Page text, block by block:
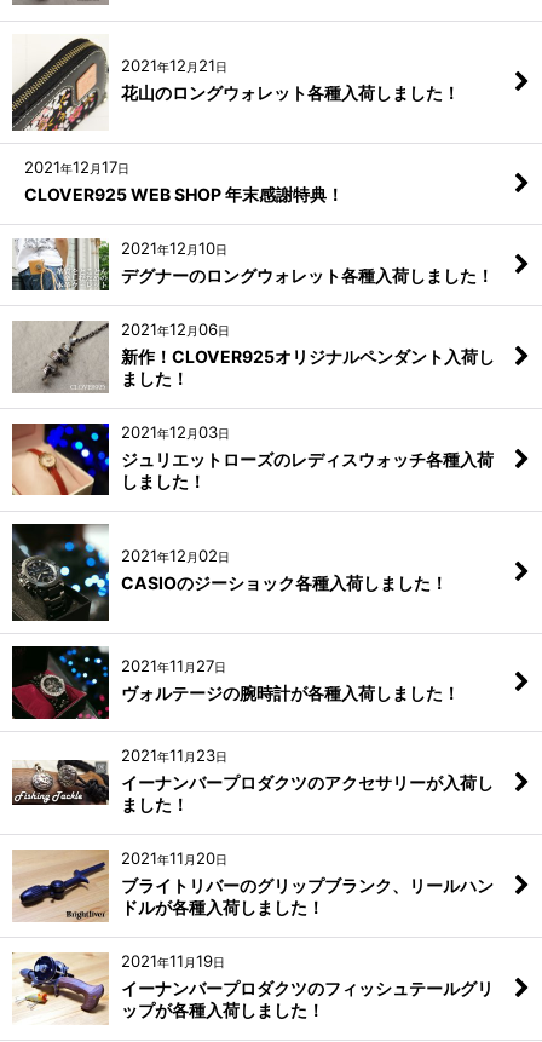
2021年12 月 21日
花山のロングウォレット各種入荷しました！
2021年12 月17日
CLOVER925 WEB SHOP 年末感謝特典！
2021年12 月10日
デグナーのロングウォレット各種入荷しました！
2021年12 月06日
新作！CLOVER925オリジナルペンダント入荷し
ました！
2021年12 月03日
ジュリエットローズのレディスウォッチ各種入荷
しました！
2021年12 月02日
CASIOのジーショック各種入荷しました！
2021年11 月 27日
ヴォルテージの腕時計が各種入荷しました！
2021年11 月 23日
イーナンバープロダクツのアクセサリーが入荷し
ました！
2021年11 月 20日
ブライトリバーのグリップブランク、リールハン
ドルが各種入荷しました！
2021年11 月19日
イーナンバープロダクツのフィッシュテールグリ
ップが各種入荷しました！